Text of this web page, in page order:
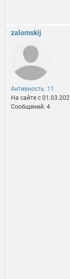
zalomskij
Активность: 11
На сайте c
Сообщений: 4